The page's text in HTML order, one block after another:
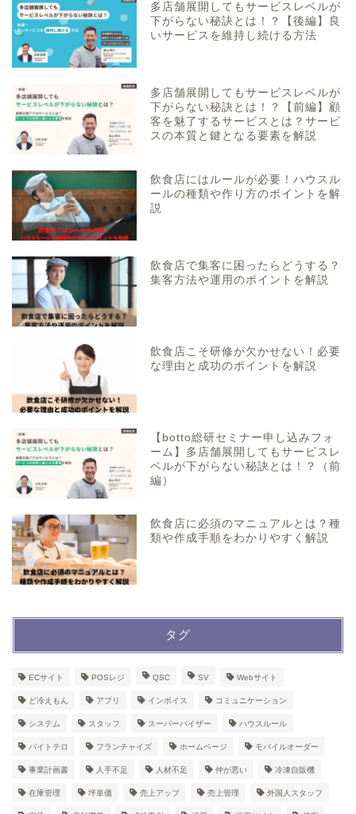
多店舗展開してもサービスレベルが
下がらない秘訣とは！？【後編】良
いサービスを維持し続ける方法
多店舗展開してもサービスレベルが
下がらない秘訣とは！？【前編】顧
客を魅了するサービスとは？サービ
スの本質と鍵となる要素を解説
飲食店にはルールが必要！ハウスル
ールの種類や作り方のポイントを解
説
飲食店で集客に困ったらどうする？
集客方法や運用のポイントを解説
飲食店こそ研修が欠かせない！必要
な理由と成功のポイントを解説
【botto総研セミナー申し込みフォ
ーム】多店舗展開してもサービスレ
ベルが下がらない秘訣とは！？（前
編）
飲食店に必須のマニュアルとは？種
類や作成手順をわかりやすく解説
タグ
ECサイト POSレジ QSC SV Webサイト
ど冷えもん アプリ インボイス コミュニケーション
システム スタッフ スーパーバイザー ハウスルール
バイトテロ フランチャイズ ホームページ モバイルオーダー
事業計画書 人手不足 人材不足 仲が悪い 冷凍自販機
在庫管理 坪単価 売上アップ 売上管理 外国人スタッフ